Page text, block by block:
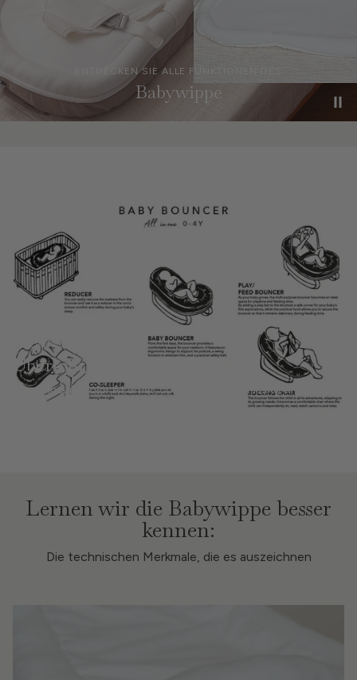
ENTDECKEN SIE ALLE FUNKTIONEN DES
Babywippe
OVERLINE
Überschrift
Lorem ipsum dolor sit amet, consectetur adipisicing elit, sed do
Lernen wir die Babywippe besser
kennen:
Die technischen Merkmale, die es auszeichnen